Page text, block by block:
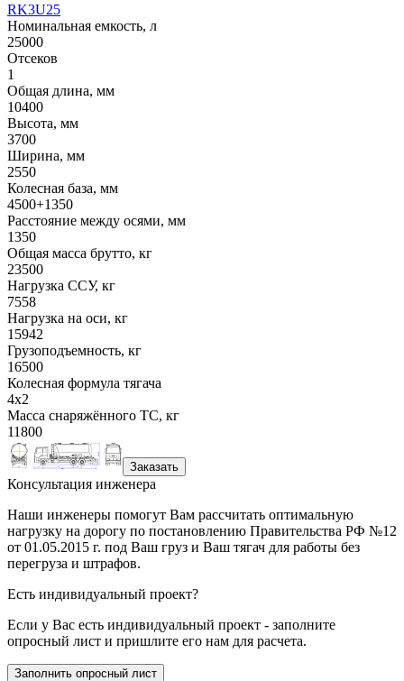
RK3U25
Номинальная емкость, л
25000
Отсеков
1
Общая длина, мм
10400
Высота, мм
3700
Ширина, мм
2550
Колесная база, мм
4500+1350
Расстояние между осями, мм
1350
Общая масса брутто, кг
23500
Нагрузка ССУ, кг
7558
Нагрузка на оси, кг
15942
Грузоподъемность, кг
16500
Колесная формула тягача
4x2
Масса снаряжённого ТС, кг
11800
Заказать
Консультация инженера
Наши инженеры помогут Вам рассчитать оптимальную
нагрузку на дорогу по постановлению Правительства РФ №12
от 01.05.2015 г. под Ваш груз и Ваш тягач для работы без
перегруза и штрафов.
Есть индивидуальный проект?
Если у Вас есть индивидуальный проект - заполните
опросный лист и пришлите его нам для расчета.
Заполнить опросный лист